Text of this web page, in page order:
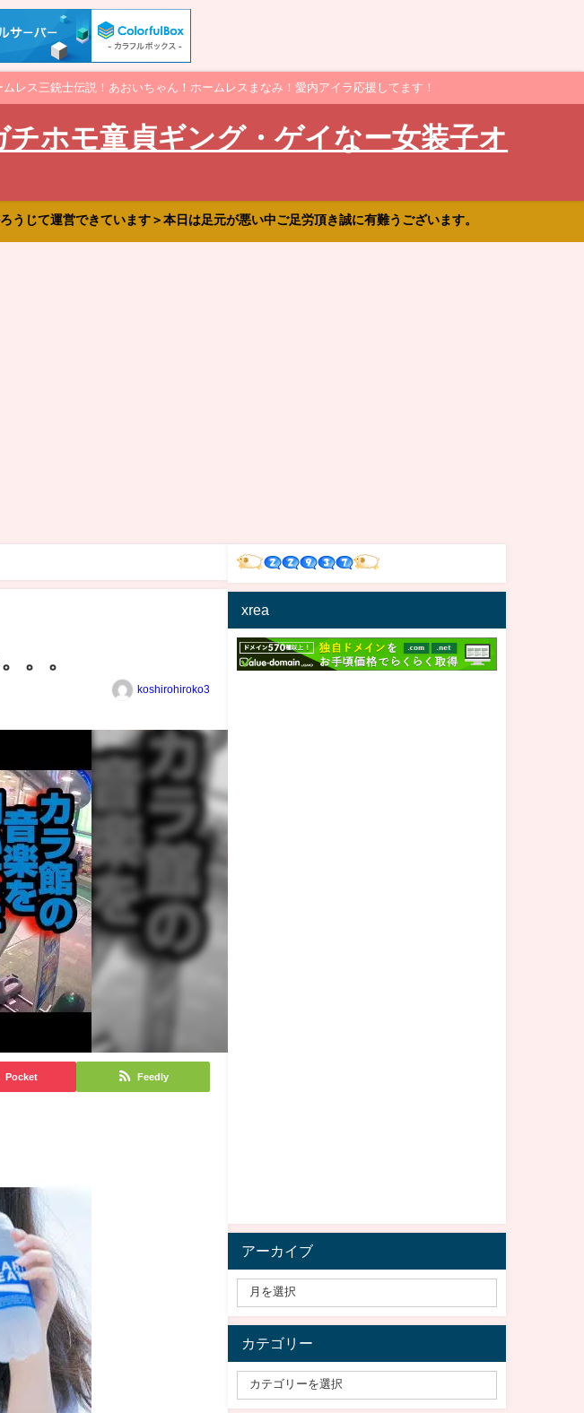
レス三銃士伝説！あおいちゃん！ホームレスまなみ！愛内アイラ応援してます！
ホモ童貞ギング・ゲイなー女装子オ
じて運営できています＞本日は足元が悪い中ご足労頂き誠に有難うございます。
。。
koshirohiroko3
Pocket Feedly
xrea
アーカイブ
カテゴリー